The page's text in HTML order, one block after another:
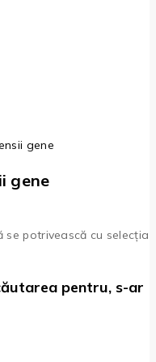
gene
gene
potrivească cu selecția
pentru, s-ar